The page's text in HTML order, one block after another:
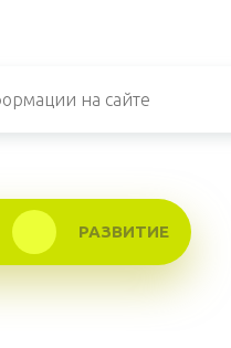
РАЗВИТИЕ